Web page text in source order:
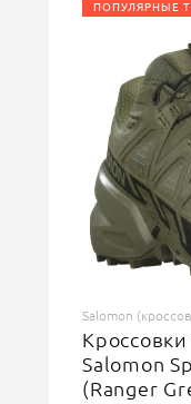
Введите код, указанный
ОСТАВИТЬ
ПОПУЛЯРНЫЕ
Salomon
Salomon
(Ranger